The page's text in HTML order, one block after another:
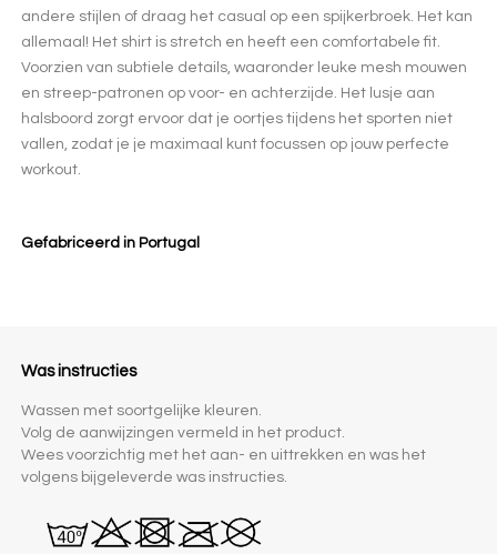
andere stijlen of draag het casual op een spijkerbroek. Het kan
allemaal! Het shirt is stretch en heeft een comfortabele fit.
Voorzien van subtiele details, waaronder leuke mesh mouwen
en streep-patronen op voor- en achterzijde. Het lusje aan
halsboord zorgt ervoor dat je oortjes tijdens het sporten niet
vallen, zodat je je maximaal kunt focussen op jouw perfecte
workout.
Gefabriceerd in Portugal
Was instructies
Wassen met soortgelijke kleuren.
Volg de aanwijzingen vermeld in het product.
Wees voorzichtig met het aan- en uittrekken en was het
volgens bijgeleverde was instructies.